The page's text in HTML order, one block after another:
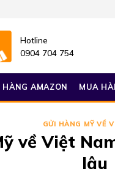
Hotline
0904 704 754
HÀNG AMAZON MUA
GỬI HÀNG MỸ VỀ
về Việt
lâu